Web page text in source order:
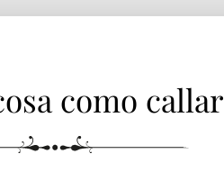
como callar